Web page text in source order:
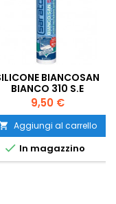
BIANCOSAN
BIANCO 310 S.E
Prezzo
9,50 €
Aggiungi al carrello
 In magazzino